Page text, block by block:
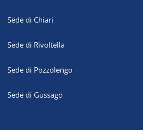
Sede di Chiari
Sede di Rivoltella
Sede di Pozzolengo
Sede di Gussago